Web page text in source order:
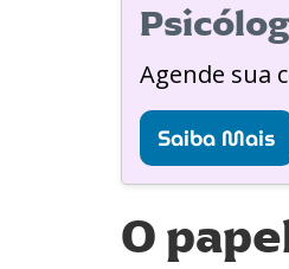
Agende sua
Saiba Mais
O